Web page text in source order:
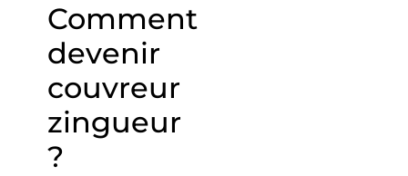
Comment
devenir
couvreur
zingueur
?